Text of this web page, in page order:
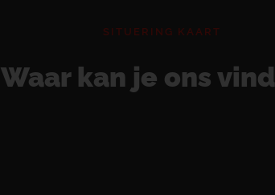
SITUERING KAART
Waar kan je ons